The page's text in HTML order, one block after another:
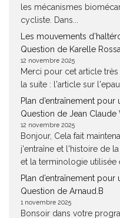
les mécanismes
cycliste. Dans...
Les mouvements
Question de Karelle
12 novembre 2025
Merci pour cet article
la suite : l'article sur
Plan d’entraînement
Question de Jean
12 novembre 2025
Bonjour, Cela fait
j'entraîne et l'histoire de
et la terminologie utilisée
Plan d’entraînement
Question de Arnaud.B
1 novembre 2025
Bonsoir dans votre